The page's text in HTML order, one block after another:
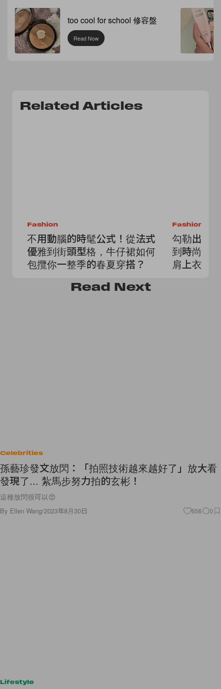
too cool for school 修容盤
Read Now
Related Articles
Fashion
不用動腦的時髦公式！從法式
優雅到街頭型格，牛仔裙如何
包攬你一整季的春夏穿搭？
Fashion
勾勒出鎖
到時尚博
肩上衣」
Read Next
Celebrities
孫藝珍發文放閃：「拍照技術越來越好了」放大看
發現了... 紮馬步努力拍的玄彬！
這種放閃很可以😍
By Ellen Wang/2023年8月30日 656 0
Lifestyle